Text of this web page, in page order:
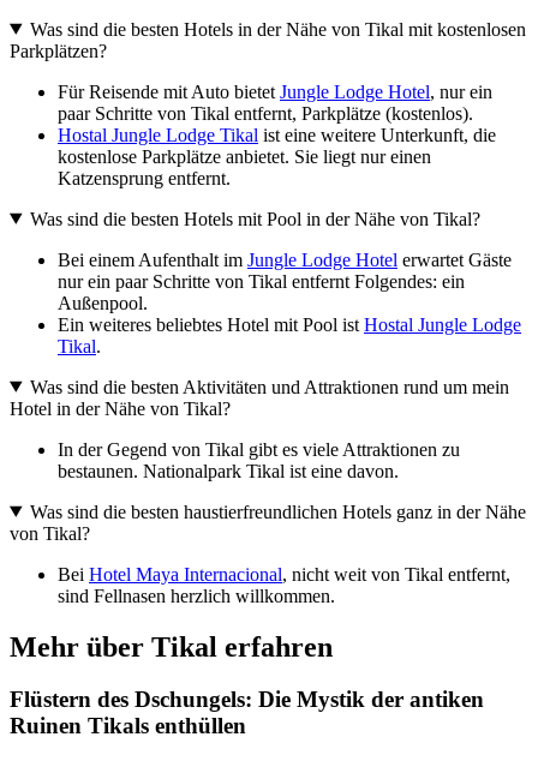
Was sind die besten Hotels in der Nähe von Tikal mit kostenlosen
Parkplätzen?
Für Reisende mit Auto bietet Jungle Lodge Hotel, nur ein
paar Schritte von Tikal entfernt, Parkplätze (kostenlos).
Hostal Jungle Lodge Tikal ist eine weitere Unterkunft, die
kostenlose Parkplätze anbietet. Sie liegt nur einen
Katzensprung entfernt.
Was sind die besten Hotels mit Pool in der Nähe von Tikal?
Bei einem Aufenthalt im Jungle Lodge Hotel erwartet Gäste
nur ein paar Schritte von Tikal entfernt Folgendes: ein
Außenpool.
Ein weiteres beliebtes Hotel mit Pool ist Hostal Jungle Lodge
Tikal.
Was sind die besten Aktivitäten und Attraktionen rund um mein
Hotel in der Nähe von Tikal?
In der Gegend von Tikal gibt es viele Attraktionen zu
bestaunen. Nationalpark Tikal ist eine davon.
Was sind die besten haustierfreundlichen Hotels ganz in der Nähe
von Tikal?
Bei Hotel Maya Internacional, nicht weit von Tikal entfernt,
sind Fellnasen herzlich willkommen.
Mehr über Tikal erfahren
Flüstern des Dschungels: Die Mystik der antiken
Ruinen Tikals enthüllen